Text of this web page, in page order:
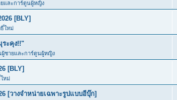
และการ์ตูนผู้หญิง
[BLY]
ใหม่
ระคุง!!"
ผู้ชายและการ์ตูนผู้หญิง
[BLY]
หม่
[วางจำหน่ายเฉพาะรูปแบบอีบุ๊ก]